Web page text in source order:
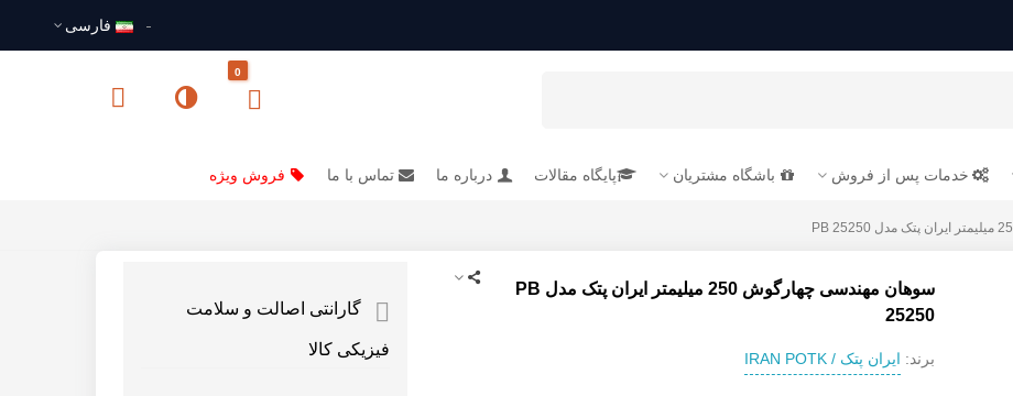
فارسى
0
خدمات پس از فروش باشگاه مشتریان پایگاه مقالات درباره ما تماس با ما فروش ویژه
سوهان مهندسی چهارگوش 250 میلیمتر ایران پتک مدل PB
25250
برند: ایران پتک / IRAN POTK
گارانتی اصالت و سلامت
فیزیکی کالا